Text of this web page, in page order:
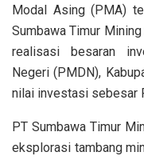
Modal Asing (PMA)
Sumbawa Timur
realisasi besaran
Negeri (PMDN),
nilai investasi sebesar
PT Sumbawa Timur
eksplorasi tambang